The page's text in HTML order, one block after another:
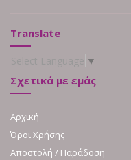
Translate
▼
Σχετικά με εμάς
Αρχική
Όροι Χρήσης
Αποστολή / Παράδοση